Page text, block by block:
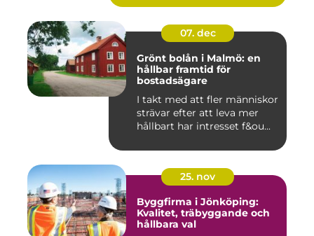
07. dec
Grönt bolån i Malmö: en
hållbar framtid för
bostadsägare
I takt med att fler människor
strävar efter att leva mer
hållbart har intresset f&ou...
25. nov
Byggfirma i Jönköping:
Kvalitet, träbyggande och
hållbara val